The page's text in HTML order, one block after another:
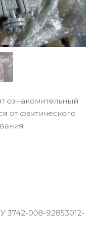
3742-008-92853012-
ознакомительный
от фактического